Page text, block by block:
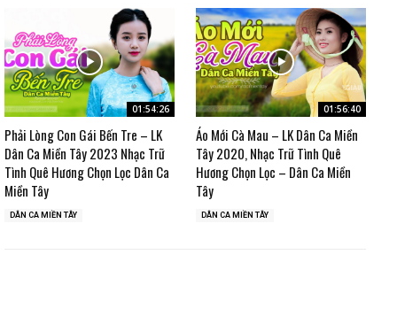
01:54:26
Phải Lòng Con Gái Bến Tre – LK
Dân Ca Miền Tây 2023 Nhạc Trữ
Tình Quê Hương Chọn Lọc Dân Ca
Miền Tây
DÂN CA MIỀN TÂY
01:56:40
Áo Mới Cà Mau – LK Dân Ca Miền
Tây 2020, Nhạc Trữ Tình Quê
Hương Chọn Lọc – Dân Ca Miền
Tây
DÂN CA MIỀN TÂY